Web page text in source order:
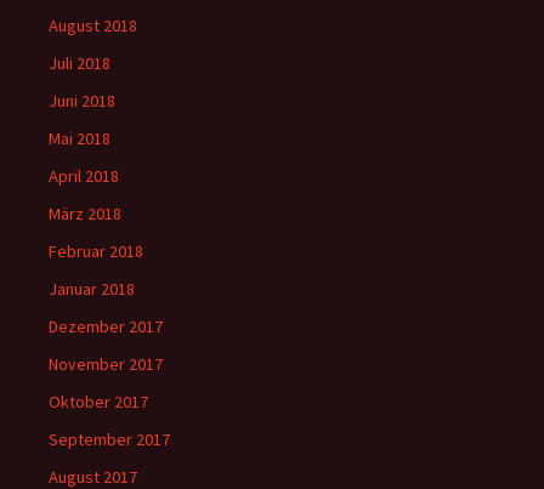
August 2018
Juli 2018
Juni 2018
Mai 2018
April 2018
März 2018
Februar 2018
Januar 2018
Dezember 2017
November 2017
Oktober 2017
September 2017
August 2017